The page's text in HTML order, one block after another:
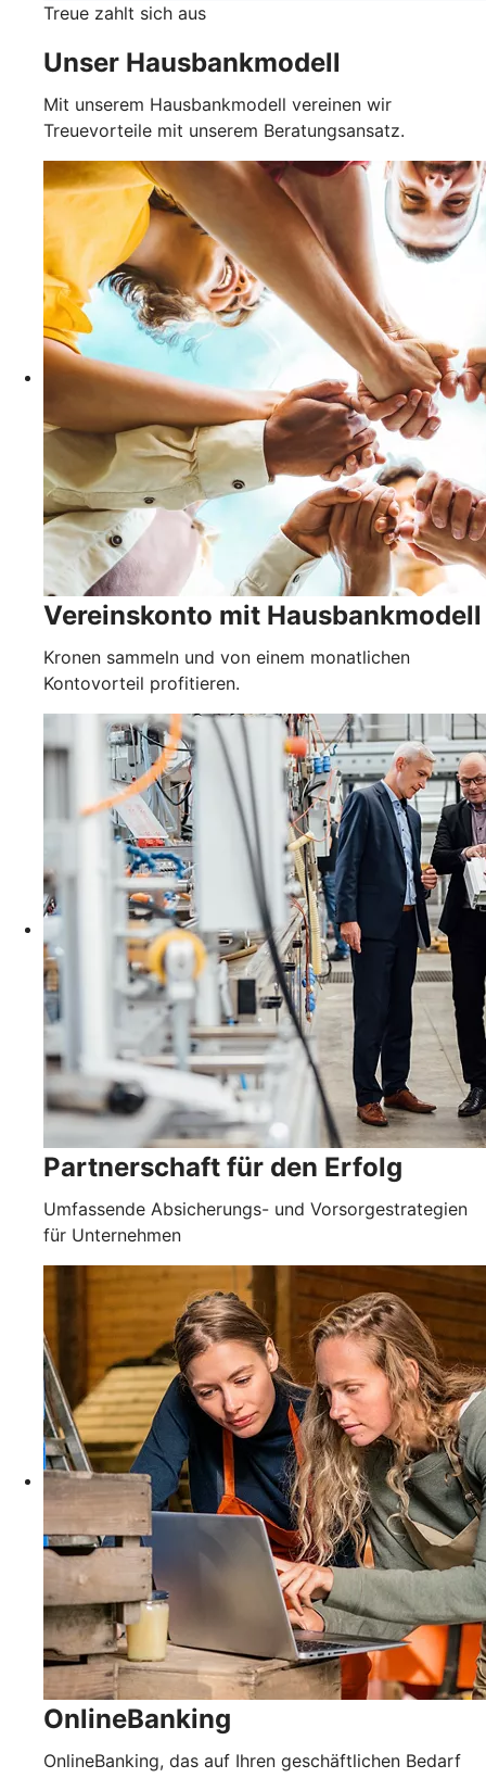
Treue zahlt sich aus
Unser Hausbankmodell
Mit unserem Hausbankmodell vereinen wir
Treuevorteile mit unserem Beratungsansatz.
Vereinskonto mit Hausbankmodell
Kronen sammeln und von einem monatlichen
Kontovorteil profitieren.
Partnerschaft für den Erfolg
Umfassende Absicherungs- und Vorsorgestrategien
für Unternehmen
OnlineBanking
OnlineBanking, das auf Ihren geschäftlichen Bedarf